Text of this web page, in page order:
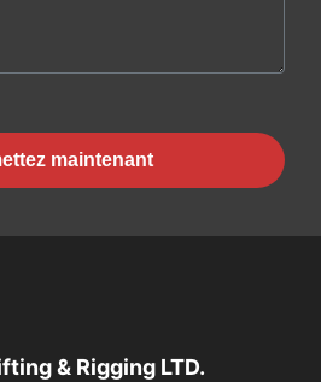
maintenant
& Rigging LTD.